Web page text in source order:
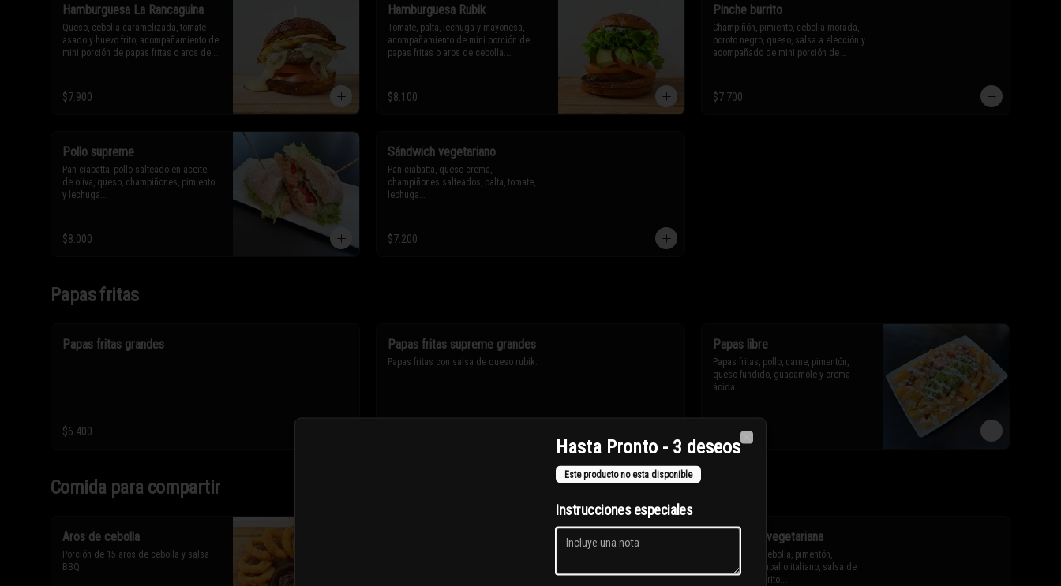
Hamburguesa La Rancaguina
Queso, cebolla caramelizada, tomate
asado y huevo frito, acompañamiento de
mini porción de papas fritas o aros de
* Los ingredientes no son
intercambiables. Sólo puedes solicitar
$7.900
Hamburguesa Rubik
Tomate, palta, lechuga y mayonesa,
acompañamiento de mini porción de
papas fritas o aros de cebolla.
* Los ingredientes no son
intercambiables. Sólo puedes solicitar
$8.100
Pinche burrito
Champiñón, pimiento, cebolla morada,
poroto negro, queso, salsa a elección y
acompañado de mini porción de
$7.700
Pollo supreme
Pan ciabatta, pollo salteado en aceite
de oliva, queso, champiñones, pimiento
y lechuga.
* Los ingredientes no son
intercambiables. Sólo puedes solicitar
$8.000
Sándwich vegetariano
Pan ciabatta, queso crema,
champiñones salteados, palta, tomate,
lechuga.
intercambiables. Sólo puedes solicitar
eliminar un ingrediente.
$7.200
Papas fritas
Papas fritas grandes
$6.400
Papas fritas supreme grandes
Papas fritas con salsa de queso rubik.
Papas libre
Papas fritas, pollo, carne, pimentón,
queso fundido, guacamole y crema
ácida.
$11.800
Comida para compartir
Aros de cebolla
Porción de 15 aros de cebolla y salsa
BBQ.
Chorrillana vegetariana
Papas fritas, cebolla, pimentón,
champiñón, zapallo italiano, salsa de
soya y huevo frito.
Hasta Pronto - 3 deseos
Este producto no esta disponible
Instrucciones especiales